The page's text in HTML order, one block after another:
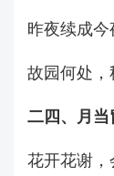
昨夜续成今
故园何处，
二四、月当
花开花谢，